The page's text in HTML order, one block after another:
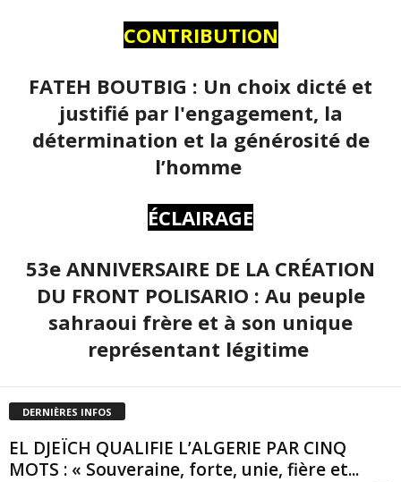
CONTRIBUTION
FATEH BOUTBIG : Un choix dicté et
justifié par l'engagement, la
détermination et la générosité de
l’homme
ÉCLAIRAGE
53e ANNIVERSAIRE DE LA CRÉATION
DU FRONT POLISARIO : Au peuple
sahraoui frère et à son unique
représentant légitime
DERNIÈRES INFOS
EL DJEÏCH QUALIFIE L’ALGERIE PAR CINQ
MOTS : « Souveraine, forte, unie, fière et...